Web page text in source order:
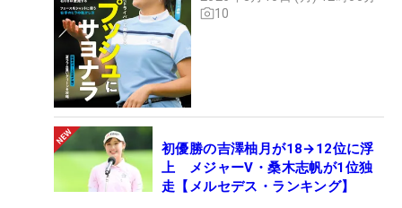
10
初優勝の吉澤柚月が18→12位に浮
上 メジャーV・桑木志帆が1位独
走【メルセデス・ランキング】